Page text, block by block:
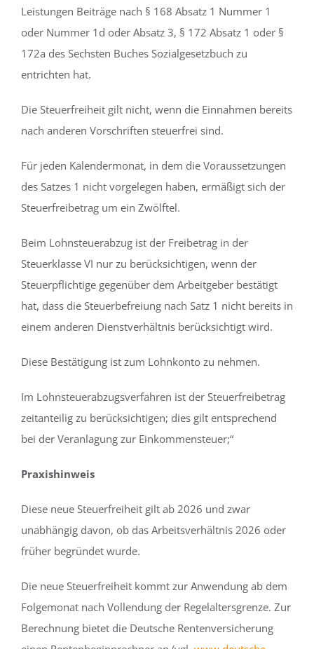
Leistungen Beiträge nach § 168 Absatz 1 Nummer 1
oder Nummer 1d oder Absatz 3, § 172 Absatz 1 oder §
172a des Sechsten Buches Sozialgesetzbuch zu
entrichten hat.
Die Steuerfreiheit gilt nicht, wenn die Einnahmen bereits
nach anderen Vorschriften steuerfrei sind.
Für jeden Kalendermonat, in dem die Voraussetzungen
des Satzes 1 nicht vorgelegen haben, ermäßigt sich der
Steuerfreibetrag um ein Zwölftel.
Beim Lohnsteuerabzug ist der Freibetrag in der
Steuerklasse VI nur zu berücksichtigen, wenn der
Steuerpflichtige gegenüber dem Arbeitgeber bestätigt
hat, dass die Steuerbefreiung nach Satz 1 nicht bereits in
einem anderen Dienstverhältnis berücksichtigt wird.
Diese Bestätigung ist zum Lohnkonto zu nehmen.
Im Lohnsteuerabzugsverfahren ist der Steuerfreibetrag
zeitanteilig zu berücksichtigen; dies gilt entsprechend
bei der Veranlagung zur Einkommensteuer;“
Praxishinweis
Diese neue Steuerfreiheit gilt ab 2026 und zwar
unabhängig davon, ob das Arbeitsverhältnis 2026 oder
früher begründet wurde.
Die neue Steuerfreiheit kommt zur Anwendung ab dem
Folgemonat nach Vollendung der Regelaltersgrenze. Zur
Berechnung bietet die Deutsche Rentenversicherung